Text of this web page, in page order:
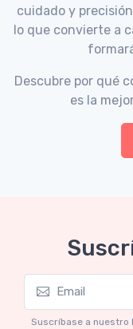
cuidado y
lo que convierte a
Descubre por qué
es la
Suscríbase a